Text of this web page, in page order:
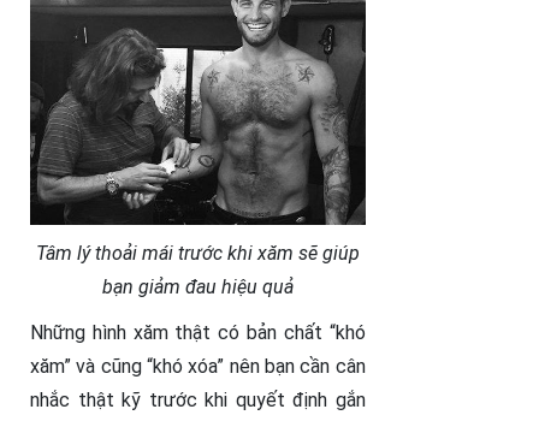
Tâm lý thoải mái trước khi xăm sẽ giúp
bạn giảm đau hiệu quả
Những hình xăm thật có bản chất “khó
xăm” và cũng “khó xóa” nên bạn cần cân
nhắc thật kỹ trước khi quyết định gắn